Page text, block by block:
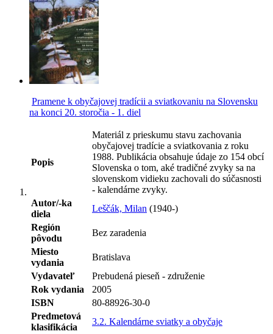
Pramene k obyčajovej tradícii a sviatkovaniu na Slovensku
na konci 20. storočia - 1. diel
Popis
Materiál z prieskumu stavu zachovania
obyčajovej tradície a sviatkovania z roku
1988. Publikácia obsahuje údaje zo 154 obcí
Slovenska o tom, aké tradičné zvyky sa na
slovenskom vidieku zachovali do súčasnosti
- kalendárne zvyky.
Autor/-ka
diela
Leščák, Milan (1940-)
Región
pôvodu
Bez zaradenia
Miesto
vydania
Bratislava
Vydavateľ
Prebudená pieseň - združenie
Rok vydania
2005
ISBN
80-88926-30-0
Predmetová
klasifikácia
3.2. Kalendárne sviatky a obyčaje